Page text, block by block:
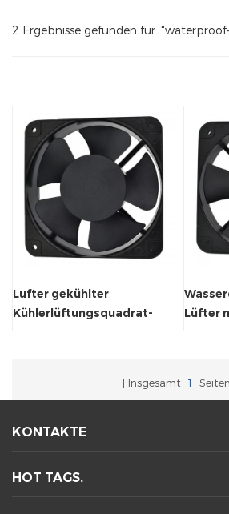
2 Ergebnisse gefunden für.
Lufter gekühlter
Kühlerlüftungsquadrat-
Lüfter
Insgesamt 1 Seiten
KONTAKTE
HOT TAGS.